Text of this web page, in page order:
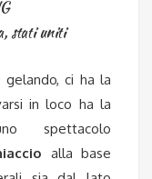
, stati uniti
gelando, ci ha la
in loco ha la
spettacolo
alla base